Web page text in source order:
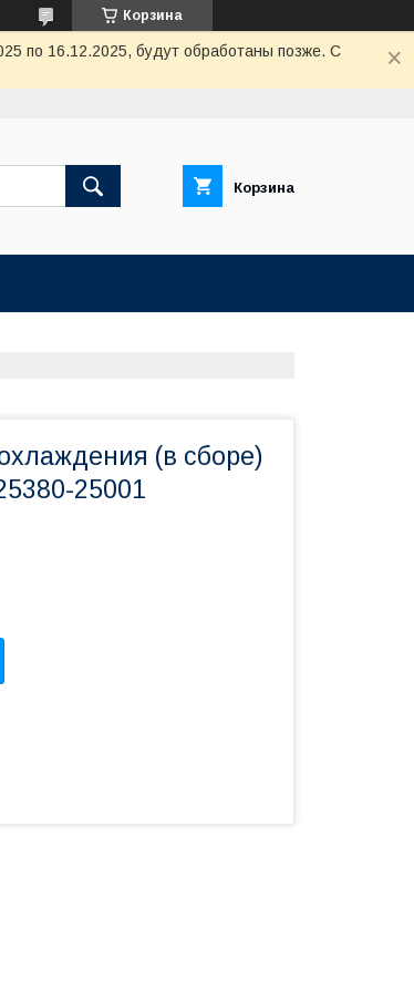
Корзина
по 16.12.2025, будут обработаны позже. С
Корзина
(в сборе)
25001